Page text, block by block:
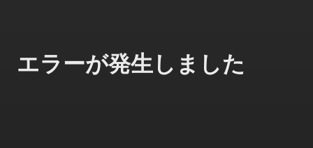
エラーが発生しました